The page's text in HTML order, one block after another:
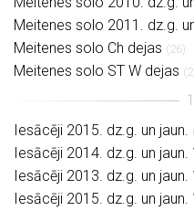
Meitenes solo 2011. dz.g.
Meitenes solo Ch dejas (26)
Meitenes solo ST W dejas
Iesācēji 2015. dz.g. un jaun.
Iesācēji 2014. dz.g. un
Iesācēji 2013. dz.g. un
Iesācēji 2015. dz.g. un